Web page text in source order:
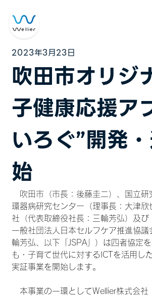
2023年3月23日
吹田市オリジ
子健康応援ア
いろぐ”開発
始
吹田市（市長：後藤圭二）、国立研
環器病研究センター（理事長：大津欣
社（代表取締役社長：三輪芳弘）及び
一般社団法人日本セルフケア推進協議
輪芳弘、以下「JSPA」）は四者協定
も・子育て世代に対するICTを活用し
実証事業を開始します。
本事業の一環としてWellier株式会社